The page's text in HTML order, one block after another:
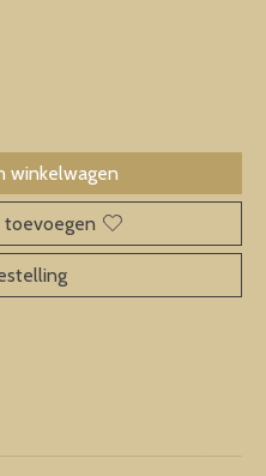
winkelwagen
toevoegen